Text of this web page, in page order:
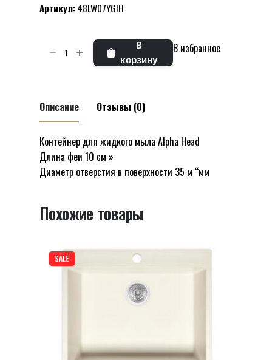
Артикул:48LW07YGIH
Zeus
для
кухонной
мойки
SHONY
В
корзину
В избранное
Описание Отзывы (0)
Контейнер для жидкого мыла Alpha Head
Длина феи 10 см »
Диаметр отверстия в поверхности 35 м “мм
Отзывов пока нет.
Будьте первым, кто оставил отзыв на
“Жидкое мыло Zeus для кухонной
Ваш адрес email не будет опубликован.
Оцените этот товар:
Похожие товары
SALE